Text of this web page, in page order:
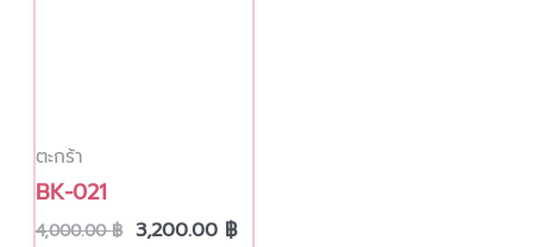
ตะกร้า
BK-021
4,000.00฿ 3,200.00 ฿